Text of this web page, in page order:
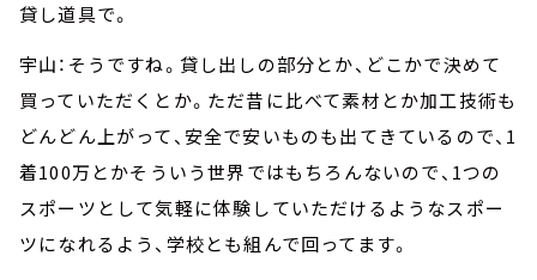
貸し道具で。
宇山：そうですね。貸し出しの部分とか、どこかで決めて
買っていただくとか。ただ昔に比べて素材とか加工技術も
どんどん上がって、安全で安いものも出てきているので、1
着100万とかそういう世界ではもちろんないので、1つの
スポーツとして気軽に体験していただけるようなスポー
ツになれるよう、学校とも組んで回ってます。